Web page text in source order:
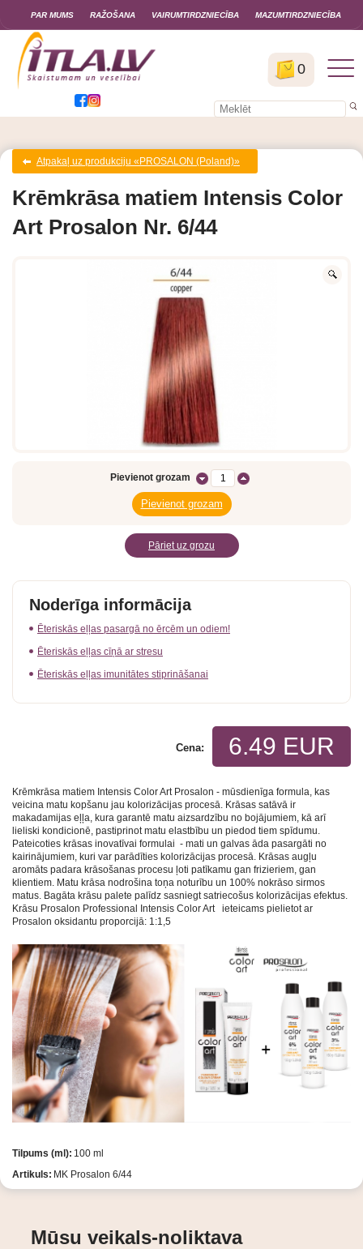
0
PAR MUMS RAŽOŠANA VAIRUMTIRDZNIECĪBA MAZUMTIRDZNIECĪBA
Atpakaļ uz produkciju «PROSALON (Poland)»
Krēmkrāsa matiem Intensis Color
Art Prosalon Nr. 6/44
Pievienot grozam
Pāriet uz grozu
Noderīga informācija
Ēteriskās eļļas pasargā no ērcēm un odiem!
Ēteriskās eļļas cīņā ar stresu
Ēteriskās eļļas imunitātes stiprināšanai
6.49 EUR
Cena:
Krēmkrāsa matiem Intensis Color Art Prosalon - mūsdienīga formula, kas
veicina matu kopšanu jau kolorizācijas procesā. Krāsas satāvā ir
makadamijas eļļa, kura garantē matu aizsardzību no bojājumiem, kā arī
lieliski kondicionē, pastiprinot matu elastbību un piedod tiem spīdumu.
Pateicoties krāsas inovatīvai formulai - mati un galvas āda pasargāti no
kairinājumiem, kuri var parādīties kolorizācijas procesā. Krāsas augļu
aromāts padara krāsošanas procesu ļoti patīkamu gan frizieriem, gan
klientiem. Matu krāsa nodrošina toņa noturību un 100% nokrāso sirmos
matus. Bagāta krāsu palete palīdz sasniegt satriecošus kolorizācijas efektus.
Krāsu Prosalon Professional Intensis Color Art ieteicams pielietot ar
Prosalon oksidantu proporcijā: 1:1,5
Tilpums (ml): 100 ml
Artikuls: MK Prosalon 6/44
Mūsu veikals-noliktava